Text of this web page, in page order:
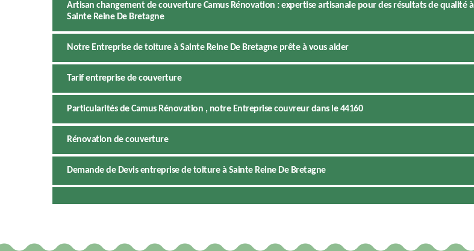
Artisan changement de couverture Camus Rénovation : expertise artisanale pour des résultats de qualité à
Sainte Reine De Bretagne
Notre Entreprise de toiture à Sainte Reine De Bretagne prête à vous aider
Tarif entreprise de couverture
Particularités de Camus Rénovation , notre Entreprise couvreur dans le 44160
Rénovation de couverture
Demande de Devis entreprise de toiture à Sainte Reine De Bretagne